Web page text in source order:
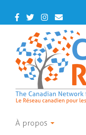
main
Facebook
TwitterInstagram
Contact
Us
À propos